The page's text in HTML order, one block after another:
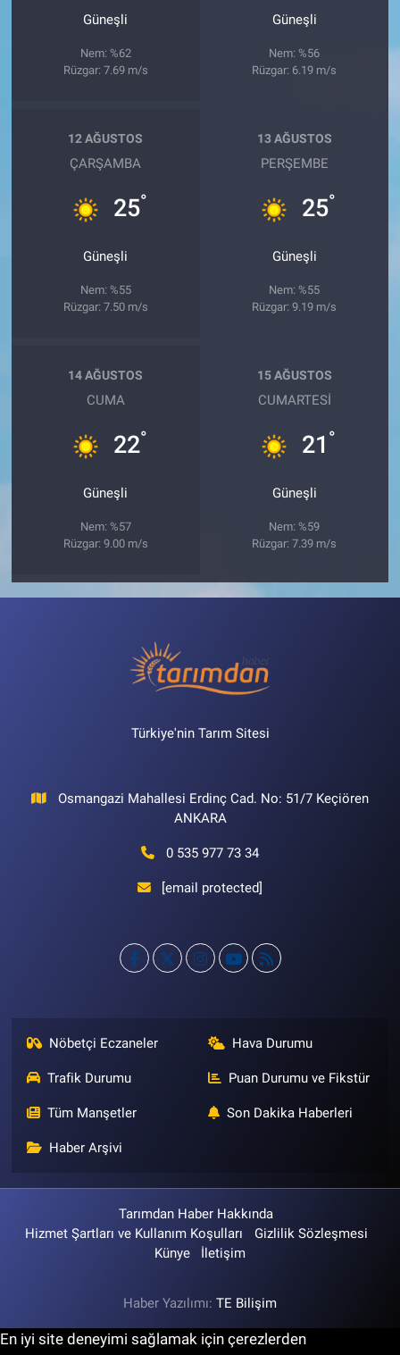
Güneşli
Nem: %62
Rüzgar: 7.69 m/s
Güneşli
Nem: %56
Rüzgar: 6.19 m/s
12 AĞUSTOS
ÇARŞAMBA
25°
Güneşli
Nem: %55
Rüzgar: 7.50 m/s
13 AĞUSTOS
PERŞEMBE
25°
Güneşli
Nem: %55
Rüzgar: 9.19 m/s
14 AĞUSTOS
CUMA
22°
Güneşli
Nem: %57
Rüzgar: 9.00 m/s
15 AĞUSTOS
CUMARTESI
21 °
Güneşli
Nem: %59
Rüzgar: 7.39 m/s
Türkiye'nin Tarım Sitesi
Osmangazi Mahallesi Erdinç Cad. No: 51/7 Keçiören
ANKARA
0 535 977 73 34
[email protected]
Nöbetçi Eczaneler Hava Durumu
Trafik Durumu Puan Durumu ve Fikstür
Tüm Manşetler Son Dakika Haberleri
Haber Arşivi
Tarımdan Haber Hakkında
Hizmet Şartları ve Kullanım Koşulları
Gizlilik Sözleşmesi
Künye
İletişim
Haber Yazılımı: TE Bilişim
En iyi site deneyimi sağlamak için çerezlerden